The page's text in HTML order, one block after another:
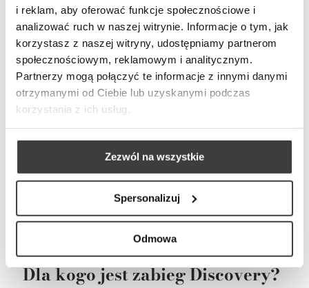
i reklam, aby oferować funkcje społecznościowe i
analizować ruch w naszej witrynie. Informacje o tym, jak
korzystasz z naszej witryny, udostępniamy partnerom
społecznościowym, reklamowym i analitycznym.
Partnerzy mogą połączyć te informacje z innymi danymi
otrzymanymi od Ciebie lub uzyskanymi podczas
korzystania z ich usług.
Zezwól na wszystkie
Spersonalizuj
Odmowa
dogłębne oczyszczenie skóry,
widoczne i odczuwalne wygładzenie
powierzchni skóry,
poprawa kolorytu i dotlenienia,
odzyskanie poczucia komfortu i odczuwalne
zminimalizowanie uczucia ściągnięcia skóry,
lepsza absorpcja składników aktywnych
Co ważne, efekty działania Discovery są
natychmiastowe, a okres rekonwalescencji nie jest
nawet tuż przed „wielkim wyjściem”.
Dla kogo jest zabieg Discovery?